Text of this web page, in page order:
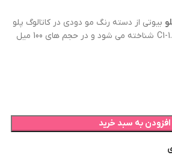
بیوتی از دسته رنگ مو دودی در کاتالوگ پلو
بیوتی است و با کد رنگی C1-1.1 شناخته می شود و در حجم های 100 میل
افزودن به سبد خرید